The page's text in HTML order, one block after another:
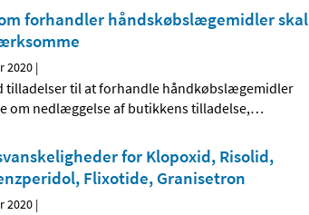
forhandler håndskøbslægemidler skal
2020 |
tilladelser til at forhandle håndkøbslægemidler
om nedlæggelse af butikkens tilladelse,…
for Klopoxid, Risolid,
Flixotide, Granisetron
2020 |